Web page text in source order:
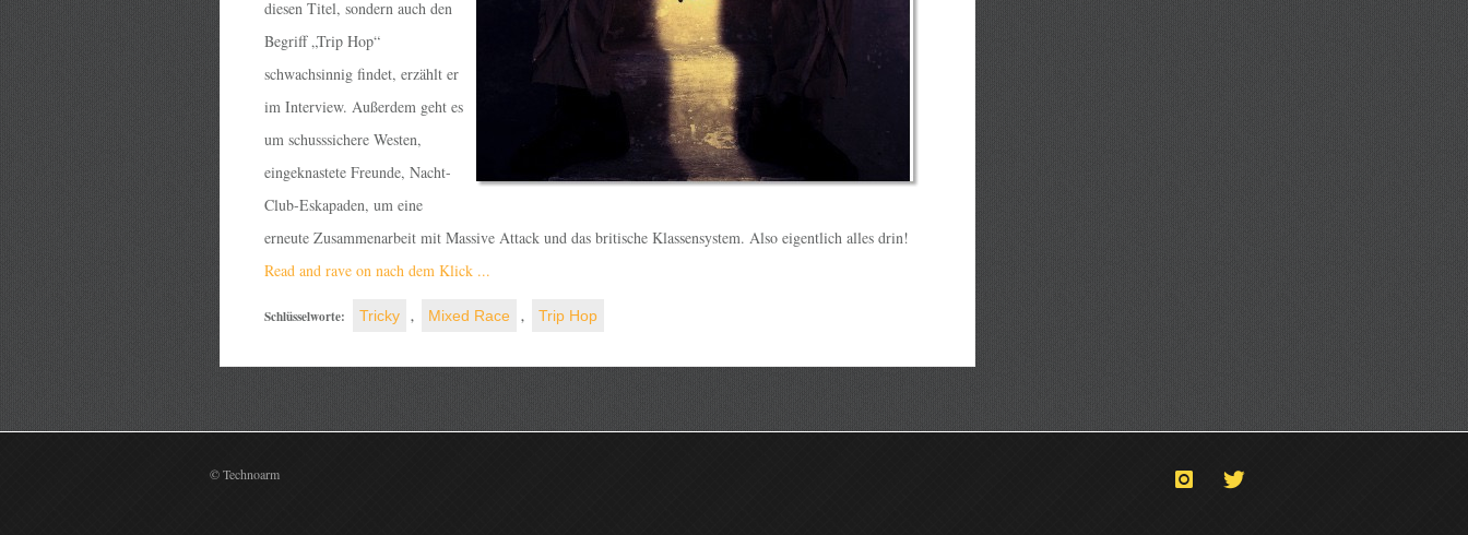
diesen Titel, sondern auch den
Begriff „Trip Hop“
schwachsinnig findet, erzählt er
im Interview. Außerdem geht es
um schusssichere Westen,
eingeknastete Freunde, Nacht-
Club-Eskapaden, um eine
erneute Zusammenarbeit mit Massive Attack und das britische Klassensystem. Also eigentlich alles drin!
Read and rave on nach dem Klick ...
Schlüsselworte: Tricky , Mixed Race , Trip Hop
© Technoarm